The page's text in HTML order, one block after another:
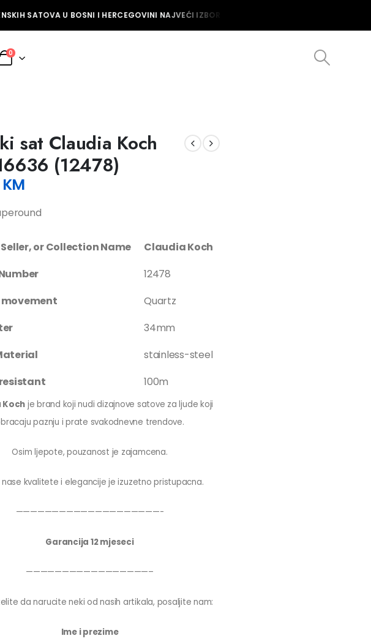
SATOVA U BOSNI I HERCEGOVINI NAJVEĆI IZBOR MUŠKIH I ŽENSKIH SATOVA U
0
sat Claudia Koch
(12478)
KM
or Collection Name
Claudia Koch
12478
Quartz
34mm
stainless-steel
100m
Koch je brand koji nudi dizajnove satove za ljude koji
paznju i prate svakodnevne trendove.
Osim ljepote, pouzanost je zajamcena.
nase kvalitete i elegancije je izuzetno pristupacna.
————————————————————-
Garancija 12 mjeseci
—————————————————–
da narucite neki od nasih artikala, posaljite nam:
Ime i prezime